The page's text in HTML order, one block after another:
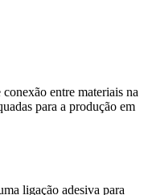
entre materiais na
para a produção em
ligação adesiva para